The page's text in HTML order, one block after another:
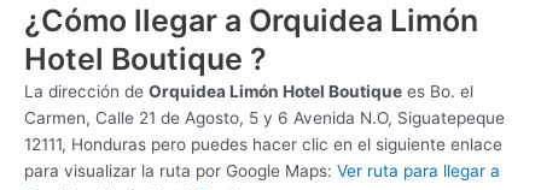
¿Cómo llegar a Orquidea Limón
Hotel Boutique ?
La dirección de Orquidea Limón Hotel Boutique es Bo. el
Carmen, Calle 21 de Agosto, 5 y 6 Avenida N.O, Siguatepeque
12111, Honduras pero puedes hacer clic en el siguiente enlace
para visualizar la ruta por Google Maps: Ver ruta para llegar a